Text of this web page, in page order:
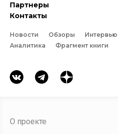
Партнеры
Контакты
Новости Обзоры Интервью
Аналитика
Фрагмент книги
О проекте